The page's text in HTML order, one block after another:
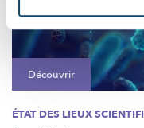
Découvrir
ÉTAT DES LIEUX